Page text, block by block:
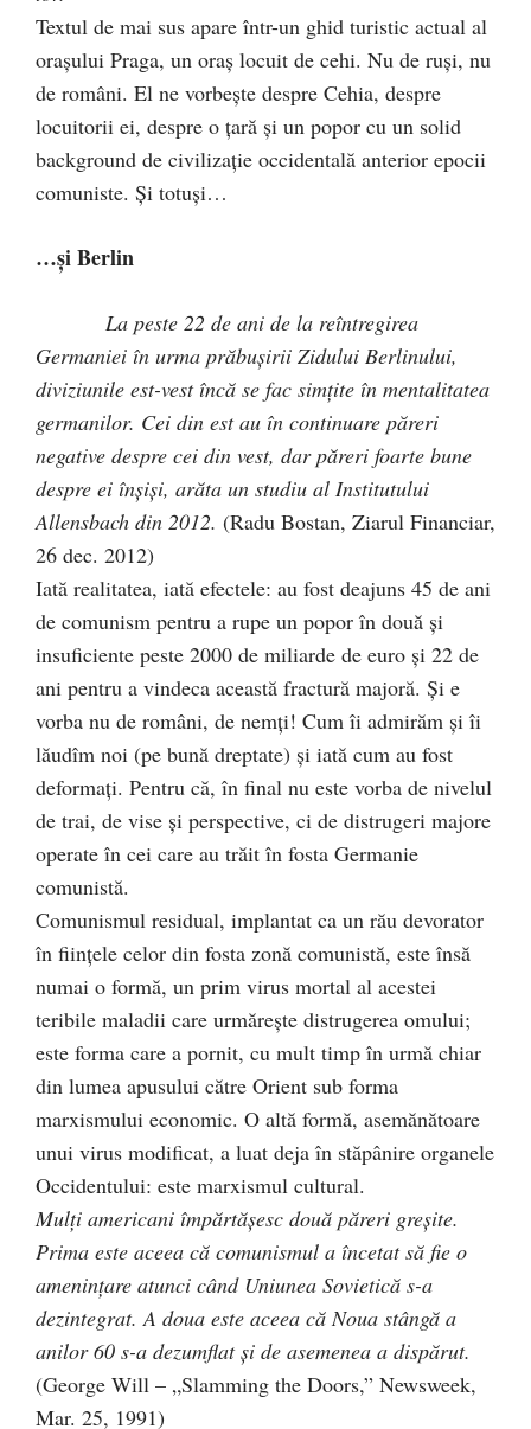
Textul de mai sus apare într-un ghid turistic actual al
oraşului Praga, un oraş locuit de cehi. Nu de ruşi, nu
de români. El ne vorbeşte despre Cehia, despre
locuitorii ei, despre o ţară şi un popor cu un solid
background de civilizaţie occidentală anterior epocii
comuniste. Şi totuşi…
…şi Berlin
La peste 22 de ani de la reîntregirea
Germaniei în urma prăbuşirii Zidului Berlinului,
diviziunile est-vest încă se fac simţite în mentalitatea
germanilor. Cei din est au în continuare păreri
negative despre cei din vest, dar păreri foarte bune
despre ei înşişi, arăta un studiu al Institutului
Allensbach din 2012. (Radu Bostan, Ziarul Financiar,
26 dec. 2012)
Iată realitatea, iată efectele: au fost deajuns 45 de ani
de comunism pentru a rupe un popor în două şi
insuficiente peste 2000 de miliarde de euro şi 22 de
ani pentru a vindeca această fractură majoră. Şi e
vorba nu de români, de nemţi! Cum îi admirăm şi îi
lăudîm noi (pe bună dreptate) şi iată cum au fost
deformaţi. Pentru că, în final nu este vorba de nivelul
de trai, de vise şi perspective, ci de distrugeri majore
operate în cei care au trăit în fosta Germanie
comunistă.
Comunismul residual, implantat ca un rău devorator
în fiinţele celor din fosta zonă comunistă, este însă
numai o formă, un prim virus mortal al acestei
teribile maladii care urmăreşte distrugerea omului;
este forma care a pornit, cu mult timp în urmă chiar
din lumea apusului către Orient sub forma
marxismului economic. O altă formă, asemănătoare
unui virus modificat, a luat deja în stăpânire organele
Occidentului: este marxismul cultural.
Mulţi americani împărtăşesc două păreri greşite.
Prima este aceea că comunismul a încetat să fie o
ameninţare atunci când Uniunea Sovietică s-a
dezintegrat. A doua este aceea că Noua stângă a
anilor 60 s-a dezumflat şi de asemenea a dispărut.
(George Will – „Slamming the Doors,” Newsweek,
Mar. 25, 1991)